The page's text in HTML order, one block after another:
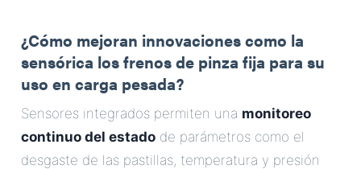
¿Cómo mejoran innovaciones como la
sensórica los frenos de pinza fija para su
uso en carga pesada?
Sensores integrados permiten una monitoreo
continuo del estado de parámetros como el
desgaste de las pastillas, temperatura y presión